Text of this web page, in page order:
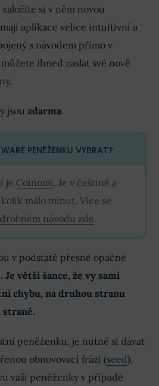
si v něm novou
aplikace velice intuitivní a
s návodem přímo v
ihned zaslat své nově
jsou zdarma.
PENĚŽENKU VYBRAT?
je Coinomi. Je v češtině a
málo minut. Více se
návodu zde.
v podstatě přesně opačné
Je větší šance, že vy sami
chybu, na druhou stranu
peněženku, je nutné si dávat
obnovovací frázi (seed),
vaší peněženky v případě